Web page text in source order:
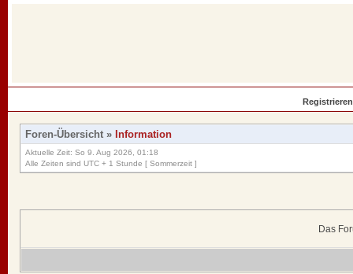
Registrieren
Foren-Übersicht » Information
Aktuelle Zeit: So 9. Aug 2026, 01:18
Alle Zeiten sind UTC + 1 Stunde [ Sommerzeit ]
Das